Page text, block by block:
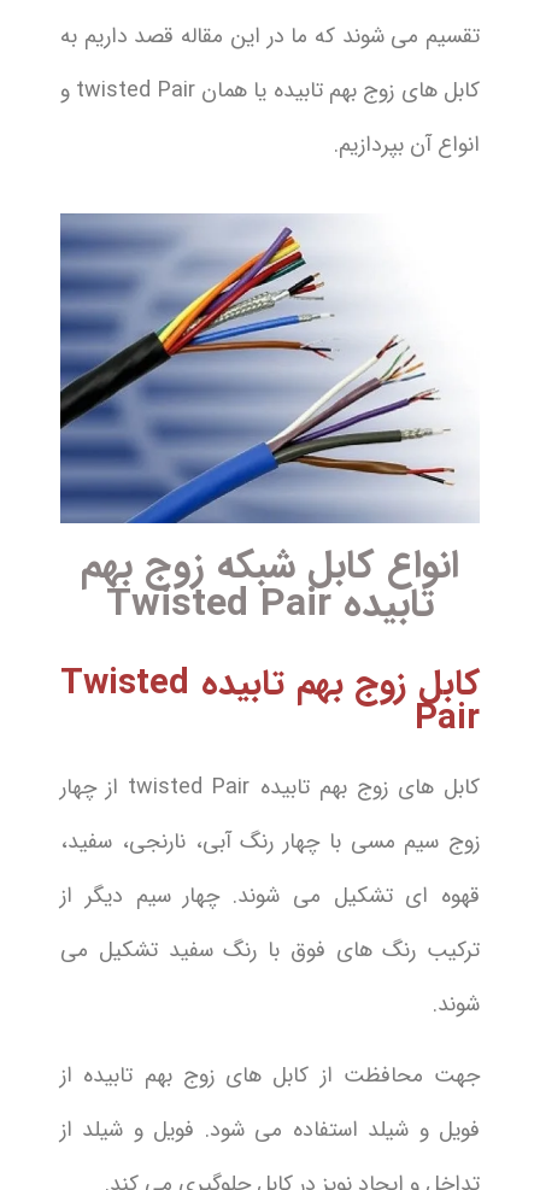
تقسیم می شوند که ما در این مقاله قصد داریم به
کابل های زوج بهم تابیده یا همان twisted Pair و
انواع آن بپردازیم.
انواع کابل شبکه زوج بهم
تابیده Twisted Pair
کابل زوج بهم تابیده Twisted
Pair
کابل های زوج بهم تابیده twisted Pair از چهار
زوج سیم مسی با چهار رنگ آبی، نارنجی، سفید،
قهوه ای تشکیل می شوند. چهار سیم دیگر از
ترکیب رنگ های فوق با رنگ سفید تشکیل می
شوند.
جهت محافظت از کابل های زوج بهم تابیده از
فویل و شیلد استفاده می شود. فویل و شیلد از